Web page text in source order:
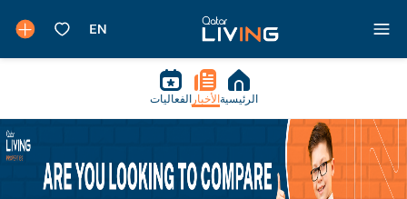
الرئيسية الأخبار الفعاليات